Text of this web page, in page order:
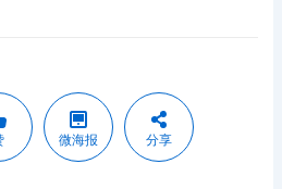
微海报 分享